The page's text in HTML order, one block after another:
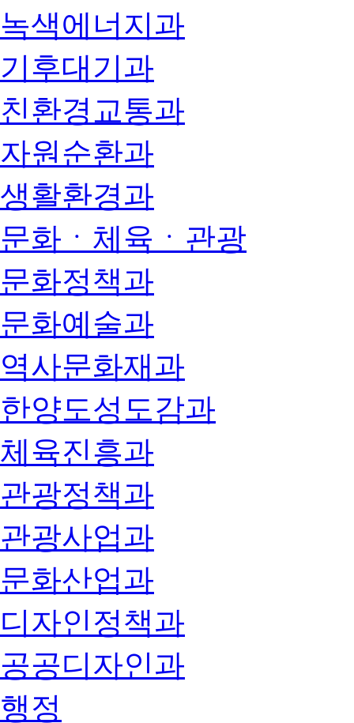
녹색에너지과
기후대기과
친환경교통과
자원순환과
생활환경과
문화ㆍ체육ㆍ관광
문화정책과
문화예술과
역사문화재과
한양도성도감과
체육진흥과
관광정책과
관광사업과
문화산업과
디자인정책과
공공디자인과
행정